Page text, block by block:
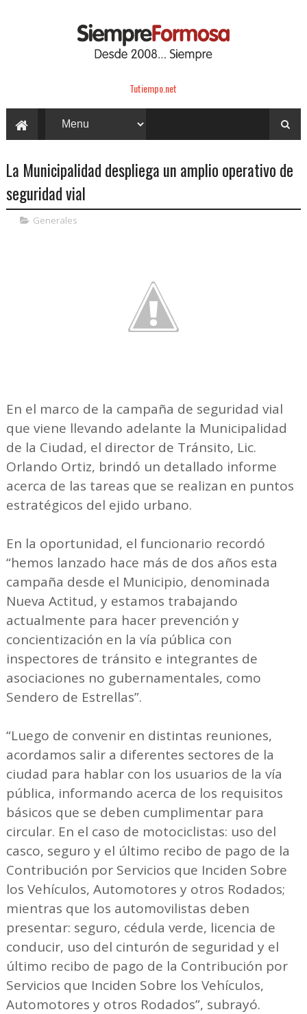
Tutiempo.net
La Municipalidad despliega un amplio operativo de
seguridad vial
Generales
En el marco de la campaña de seguridad vial
que viene llevando adelante la Municipalidad
de la Ciudad, el director de Tránsito, Lic.
Orlando Ortiz, brindó un detallado informe
acerca de las tareas que se realizan en puntos
estratégicos del ejido urbano.
En la oportunidad, el funcionario recordó
“hemos lanzado hace más de dos años esta
campaña desde el Municipio, denominada
Nueva Actitud, y estamos trabajando
actualmente para hacer prevención y
concientización en la vía pública con
inspectores de tránsito e integrantes de
asociaciones no gubernamentales, como
Sendero de Estrellas”.
“Luego de convenir en distintas reuniones,
acordamos salir a diferentes sectores de la
ciudad para hablar con los usuarios de la vía
pública, informando acerca de los requisitos
básicos que se deben cumplimentar para
circular. En el caso de motociclistas: uso del
casco, seguro y el último recibo de pago de la
Contribución por Servicios que Inciden Sobre
los Vehículos, Automotores y otros Rodados;
mientras que los automovilistas deben
presentar: seguro, cédula verde, licencia de
conducir, uso del cinturón de seguridad y el
último recibo de pago de la Contribución por
Servicios que Inciden Sobre los Vehículos,
Automotores y otros Rodados”, subrayó.